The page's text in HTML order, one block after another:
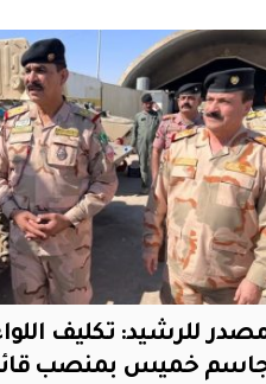
للرشيد: تكليف
خميس بمنصب قائد